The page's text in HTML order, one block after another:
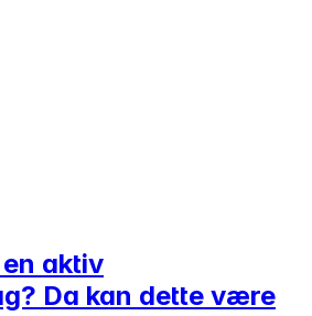
aktiv
Da kan dette være